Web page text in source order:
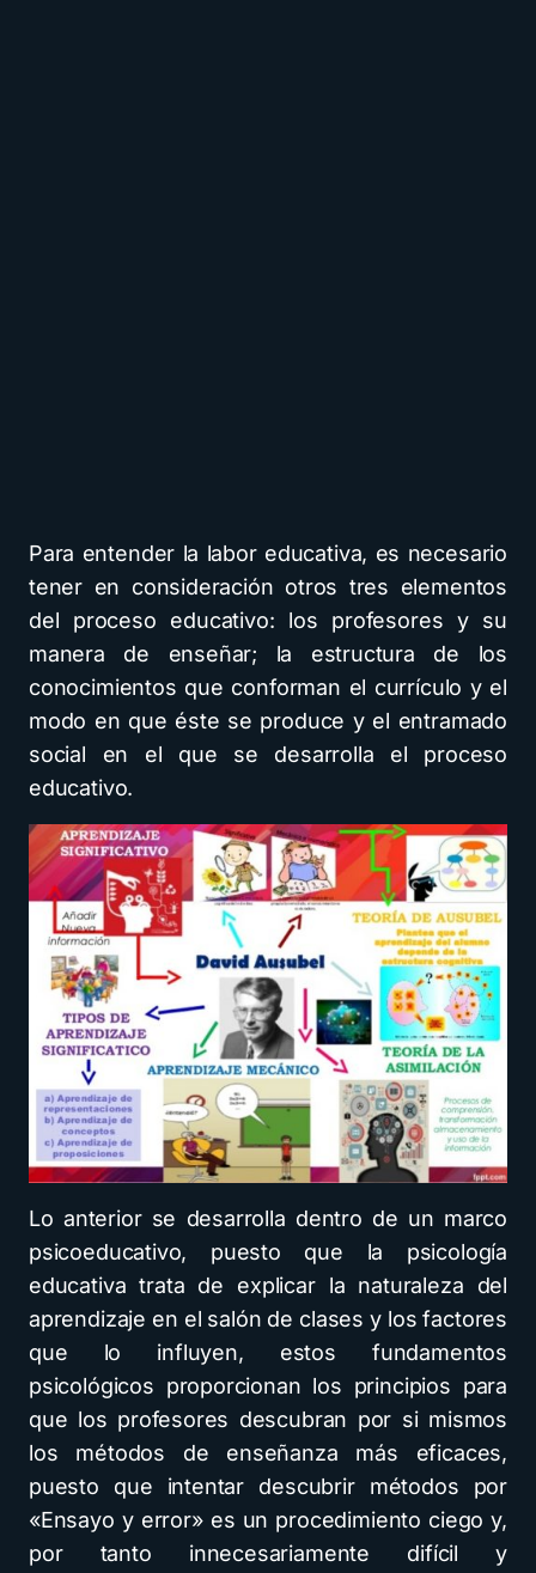
Para entender la labor educativa, es necesario
tener en consideración otros tres elementos
del proceso educativo: los profesores y su
manera de enseñar; la estructura de los
conocimientos que conforman el currículo y el
modo en que éste se produce y el entramado
social en el que se desarrolla el proceso
educativo.
Lo anterior se desarrolla dentro de un marco
psicoeducativo, puesto que la psicología
educativa trata de explicar la naturaleza del
aprendizaje en el salón de clases y los factores
que lo influyen, estos fundamentos
psicológicos proporcionan los principios para
que los profesores descubran por si mismos
los métodos de enseñanza más eficaces,
puesto que intentar descubrir métodos por
«Ensayo y error» es un procedimiento ciego y,
por tanto innecesariamente difícil y